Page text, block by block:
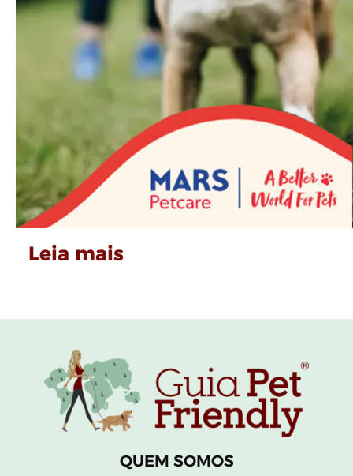
Leia mais
QUEM SOMOS